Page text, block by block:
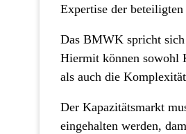
Expertise der
Das BMWK spricht sich
Hiermit können sowohl
als auch die
Der Kapazitätsmarkt
eingehalten werden,